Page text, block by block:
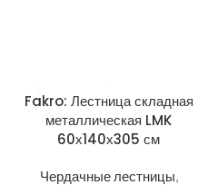
Fakro: Лестница складная
металлическая LMK
60х140х305 см
Чердачные лестницы